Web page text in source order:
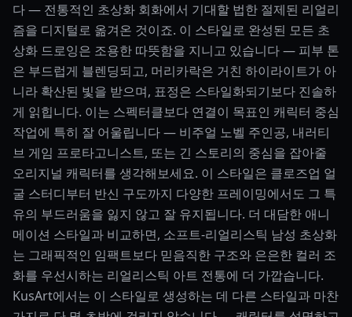
다 — 전통적인 초상화 회화에서 기대할 법한 절제된 리얼리
즘을 디지털로 옮겨온 것이죠. 이 스타일로 완성된 모든 초
상화 드로잉은 조용한 따뜻함을 지니고 있습니다 — 피부 톤
은 부드럽게 블렌딩되고, 머리카락은 거친 하이라이트가 아
니라 확산된 빛을 받으며, 표정은 스타일화되기보다 진솔하
게 읽힙니다. 이는 스펙터클보다 연결이 목표인 캐릭터 중심
작업에 특히 잘 어울립니다 — 비주얼 노벨 주인공, 내러티
브 게임 프로타고니스트, 또는 긴 스토리의 중심을 잡아줄
오리지널 캐릭터를 생각해보세요. 이 스타일은 클로즈업 얼
굴 스터디부터 반신 구도까지 다양한 프레이밍에서도 그 특
유의 부드러움을 잃지 않고 잘 유지됩니다. 더 대담한 애니
메이션 스타일과 비교하면, 소프트-리얼리스틱 남성 초상화
는 그래픽적인 임팩트보다 믿음직한 구조와 은은한 컬러 조
화를 우선시하는 리얼리스틱 아트 전통에 더 가깝습니다.
KusArt에서는 이 스타일로 생성하는 데 다른 스타일과 마찬